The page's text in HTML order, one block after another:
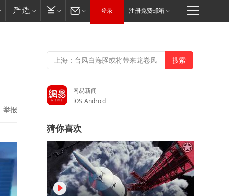
登录 注册免费邮箱
举报
网易新闻
iOS Android
猜你喜欢